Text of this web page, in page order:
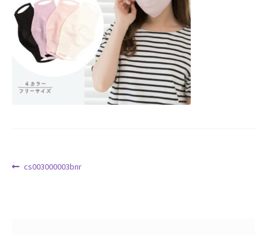
CF campaign form
CF Listing Page
投 前
cs003000003bnr